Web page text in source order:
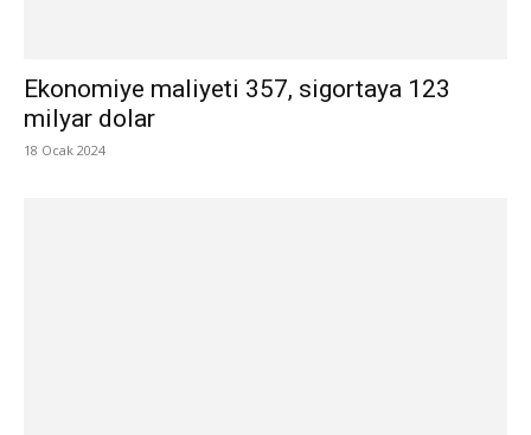
Ekonomiye maliyeti 357, sigortaya 123
milyar dolar
18 Ocak 2024